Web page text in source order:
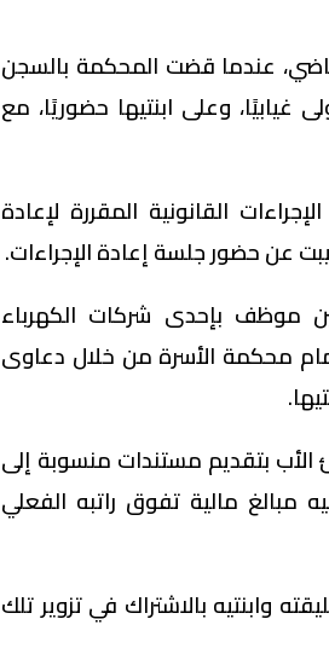
عندما قضت المحكمة بالسجن
وعلى ابنتيها حضوريًا، مع
القانونية المقررة لإعادة
عن حضور جلسة إعادة الإجراءات.
موظف بإحدى شركات الكهرباء
محكمة الأسرة من خلال دعاوى
الأب بتقديم مستندات منسوبة إلى
مالية تفوق راتبه الفعلي
وابنتيه بالاشتراك في تزوير تلك